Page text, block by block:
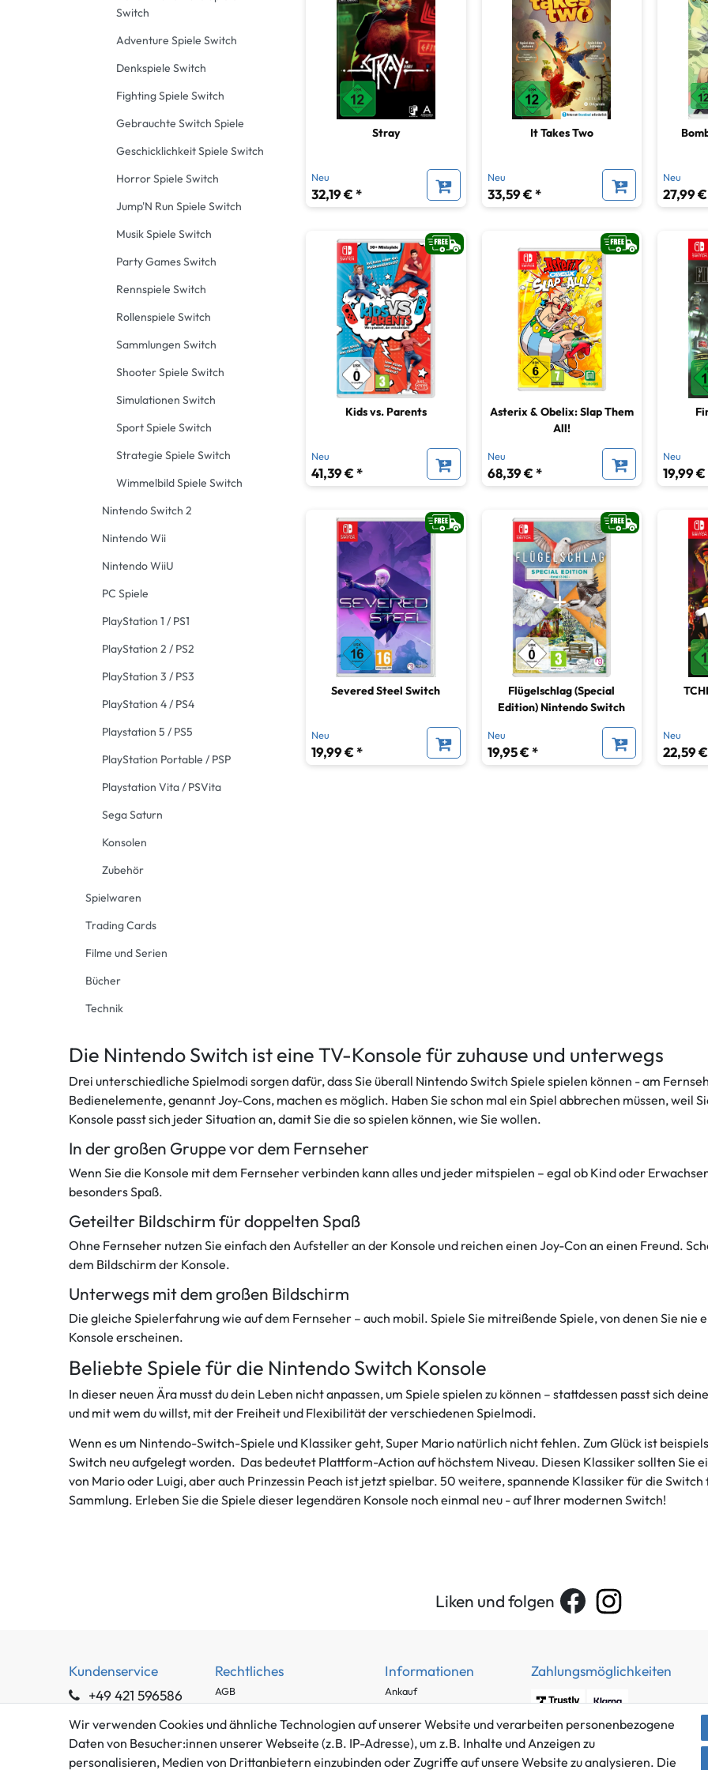
Switch
Adventure Spiele Switch
Denkspiele Switch
Fighting Spiele Switch
Gebrauchte Switch Spiele
Geschicklichkeit Spiele Switch
Horror Spiele Switch
Jump'N Run Spiele Switch
Musik Spiele Switch
Party Games Switch
Rennspiele Switch
Rollenspiele Switch
Sammlungen Switch
Shooter Spiele Switch
Simulationen Switch
Sport Spiele Switch
Strategie Spiele Switch
Wimmelbild Spiele Switch
Nintendo Switch 2
Nintendo Wii
Nintendo WiiU
PC Spiele
PlayStation 1 / PS1
PlayStation 2 / PS2
PlayStation 3 / PS3
PlayStation 4 / PS4
Playstation 5 / PS5
PlayStation Portable / PSP
Playstation Vita / PSVita
Sega Saturn
Konsolen
Zubehör
Spielwaren
Trading Cards
Filme und Serien
Bücher
Technik
Strategiespiele
Wimmelbildspiele
Stray
Neu
32,19 € *
It Takes Two
Neu
33,59 € *
Neu
27,99
Kids vs. Parents
Neu
41,39 € *
Asterix & Obelix: Slap Them
All!
Neu
68,39 € *
Neu
19,99
Severed Steel Switch
Neu
19,99 € *
Flügelschlag (Special
Edition) Nintendo Switch
Neu
19,95 € *
Neu
22,59
Die Nintendo Switch ist eine TV-Konsole für zuhause und unterwegs
Drei unterschiedliche Spielmodi sorgen dafür, dass Sie überall Nintendo Switch Spiele spielen können - am
Bedienelemente, genannt Joy-Cons, machen es möglich. Haben Sie schon mal ein Spiel abbrechen müssen, weil
Konsole passt sich jeder Situation an, damit Sie die so spielen können, wie Sie wollen.
In der großen Gruppe vor dem Fernseher
Wenn Sie die Konsole mit dem Fernseher verbinden kann alles und jeder mitspielen – egal ob Kind oder
besonders Spaß.
Geteilter Bildschirm für doppelten Spaß
Ohne Fernseher nutzen Sie einfach den Aufsteller an der Konsole und reichen einen Joy-Con an einen Freund.
dem Bildschirm der Konsole.
Unterwegs mit dem großen Bildschirm
Die gleiche Spielerfahrung wie auf dem Fernseher – auch mobil. Spiele Sie mitreißende Spiele, von denen Sie
Konsole erscheinen.
Beliebte Spiele für die Nintendo Switch Konsole
In dieser neuen Ära musst du dein Leben nicht anpassen, um Spiele spielen zu können – stattdessen passt sich
und mit wem du willst, mit der Freiheit und Flexibilität der verschiedenen Spielmodi.
Wenn es um Nintendo-Switch-Spiele und Klassiker geht, Super Mario natürlich nicht fehlen. Zum Glück ist
Switch neu aufgelegt worden. Das bedeutet Plattform-Action auf höchstem Niveau. Diesen Klassiker sollten Sie
von Mario oder Luigi, aber auch Prinzessin Peach ist jetzt spielbar. 50 weitere, spannende Klassiker für die Switch
Sammlung. Erleben Sie die Spiele dieser legendären Konsole noch einmal neu - auf Ihrer modernen Switch!
Liken und folgen
Kundenservice
+49 421 596586
info@gameworld.de
Kontaktformular
Rechtliches
AGB
Datenschutzerklärung
Barrierefreiheitserklärung
Informationen
Ankauf
Häufig gestellte Fragen
Zahlung und Versand
Zahlungsmöglichkeiten
Mitglied im Händlerbund
Wir verwenden Cookies und ähnliche Technologien auf unserer Website und verarbeiten personenbezogene
Daten von Besucher:innen unserer Webseite (z.B. IP-Adresse), um z.B. Inhalte und Anzeigen zu
personalisieren, Medien von Drittanbietern einzubinden oder Zugriffe auf unsere Website zu analysieren. Die